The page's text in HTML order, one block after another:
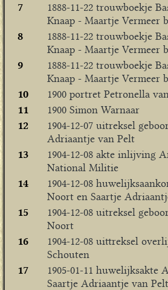
7
1888-11-22 trouwboekje
Knaap - Maartje Vermeer
8
1888-11-22 trouwboekje
Knaap - Maartje Vermeer
9
1888-11-22 trouwboekje
Knaap - Maartje Vermeer
10
1900 portret Petronella
11
1900 Simon Warnaar
12
1904-12-07 uitreksel
Adriaantje van Pelt
13
1904-12-08 akte inlijving
National Militie
14
1904-12-08
Noort en Saartje
15
1904-12-08 uitreksel
Noort
16
1904-12-08 uittreksel
Schouten
17
1905-01-11 huwelijksakte
Saartje Adriaantje van Pelt